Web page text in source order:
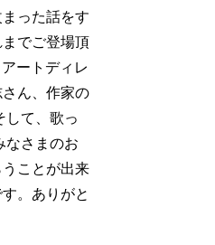
った話をす
でご登場頂
ートディレ
ん、作家の
して、歌っ
なさまのお
ことが出来
。ありがと